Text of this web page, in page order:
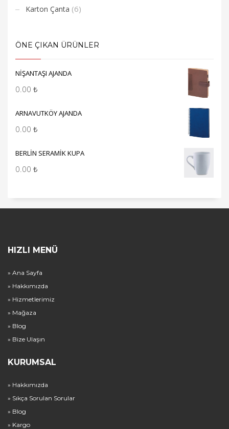
Karton Çanta (6)
ÖNE ÇIKAN ÜRÜNLER
NİŞANTAŞI AJANDA
0.00 ₺
ARNAVUTKÖY AJANDA
0.00 ₺
BERLİN SERAMİK KUPA
0.00 ₺
HIZLI MENÜ
» Ana Sayfa
» Hakkımızda
» Hizmetlerimiz
» Mağaza
» Blog
» Bize Ulaşın
KURUMSAL
» Hakkımızda
» Sıkça Sorulan Sorular
» Blog
» Kargo